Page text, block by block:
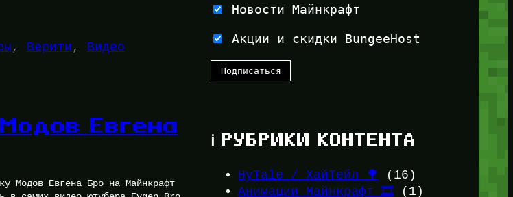
, Верити , Видео
Евгена
Модов Евгена Бро на Майнкрафт
Новости Майнкрафт
Акции и скидки BungeeHost
ℹ️ РУБРИКИ КОНТЕНТА
HyTale / ХайТейл 🌳
(16)
Анимации Майнкрафт 🎞️ (1)